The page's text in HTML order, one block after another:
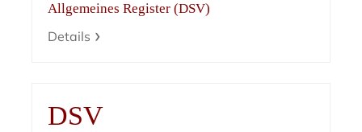
Allgemeines Register (DSV)
Details
DSV